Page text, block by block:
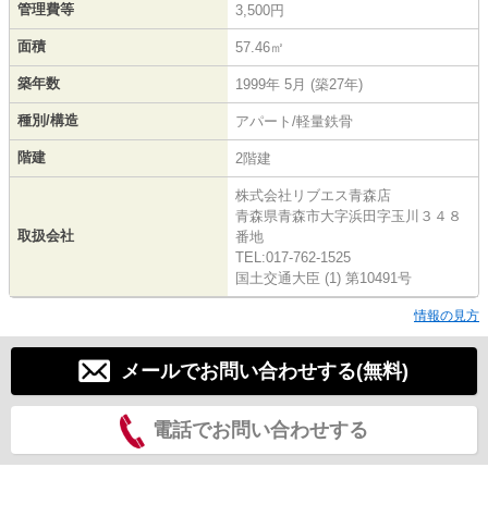
管理費等 3,500円
面積 57.46㎡
築年数 1999年 5月 (築27年)
種別/構造 アパート/軽量鉄骨
階建 2階建
取扱会社
株式会社リブエス青森店
青森県青森市大字浜田字玉川３４８
番地
TEL:017-762-1525
国土交通大臣 (1) 第10491号
情報の見方
メールでお問い合わせする(無料)
電話でお問い合わせする